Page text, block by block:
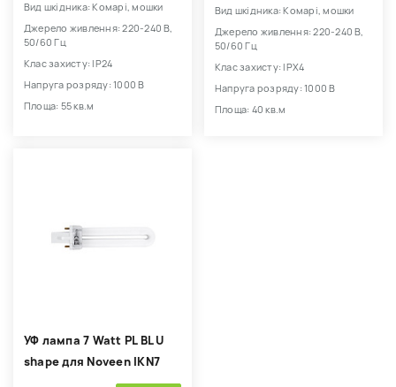
Вид шкідника: Комарі, мошки
Джерело живлення: 220-240 В,
50/60 Гц
Клас захисту: IP24
Напруга розряду: 1000 В
Площа: 55 кв.м
Вид шкідника: Комарі, мошки
Джерело живлення: 220-240 В,
50/60 Гц
Клас захисту: IPX4
Напруга розряду: 1000 В
Площа: 40 кв.м
УФ лампа 7 Watt PL BL U
shape для Noveen IKN7